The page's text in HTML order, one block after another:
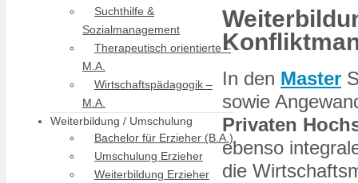
In den Master
sowie
Privaten
ebenso
die
Suchthilfe &
Sozialmanagement
Therapeutisch orientierte –
M.A.
Wirtschaftspädagogik –
M.A.
Weiterbildung / Umschulung
Bachelor für Erzieher (B.A.)
Umschulung Erzieher
Weiterbildung Erzieher